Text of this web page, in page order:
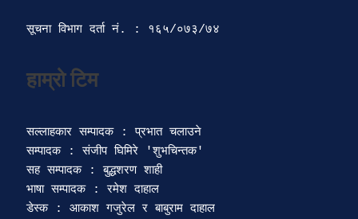
सूचना विभाग दर्ता‍ नं. : १६५/०७३/७४
हाम्रो टिम
सल्लाहकार सम्पादक : प्रभात चलाउने
सम्पादक : संजीप घिमिरे 'शुभचिन्तक'
सह सम्पादक : बुद्धशरण शाही
भाषा सम्पादक : रमेश दाहाल
डेस्क : आकाश गजुरेल र बाबुराम दाहाल